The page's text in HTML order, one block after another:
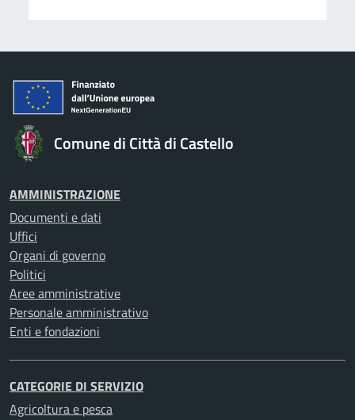
Comune di Città di Castello
AMMINISTRAZIONE
Documenti e dati
Uffici
Organi di governo
Politici
Aree amministrative
Personale amministrativo
Enti e fondazioni
CATEGORIE DI SERVIZIO
Agricoltura e pesca